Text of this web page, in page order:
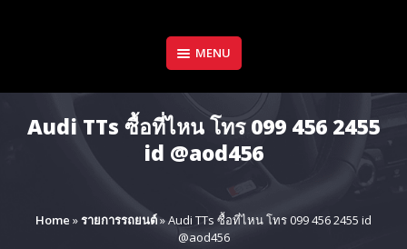
MENU
Audi TTs ซื้อที่ไหน โทร 099 456 2455
id @aod456
Home »รายการรถยนต์»Audi TTs ซื้อที่ไหน โทร 099 456 2455 id
@aod456